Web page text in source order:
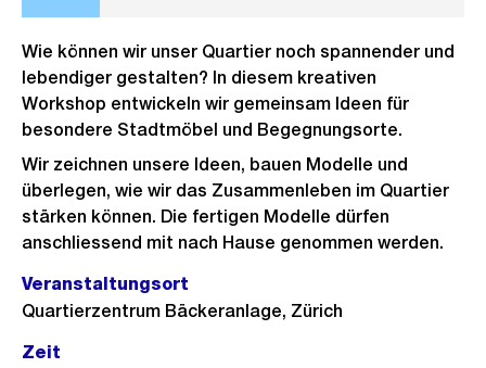
Wie können wir unser Quartier noch spannender und
lebendiger gestalten? In diesem kreativen
Workshop entwickeln wir gemeinsam Ideen für
besondere Stadtmöbel und Begegnungsorte.
Wir zeichnen unsere Ideen, bauen Modelle und
überlegen, wie wir das Zusammenleben im Quartier
stärken können. Die fertigen Modelle dürfen
anschliessend mit nach Hause genommen werden.
Veranstaltungsort
Quartierzentrum Bäckeranlage, Zürich
Zeit